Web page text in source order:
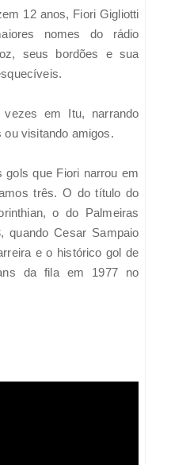
12 anos, Fiori Gigliotti
nomes do rádio
seus bordões e sua
em Itu, narrando
ou visitando amigos.
gols que Fiori narrou em
três. O do título do
o do Palmeiras
quando Cesar Sampaio
e o histórico gol de
da fila em 1977 no